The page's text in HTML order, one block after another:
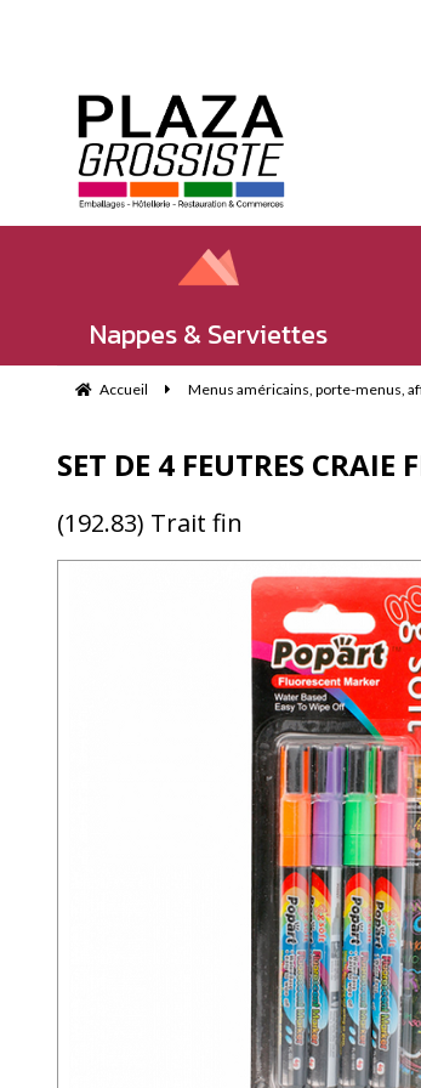
Nappes & Serviettes
Accueil Menus américains, porte-menus,
SET DE 4 FEUTRES CRAIE
(192.83) Trait fin